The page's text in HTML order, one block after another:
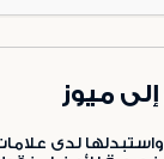
ميوز
لدى علامات